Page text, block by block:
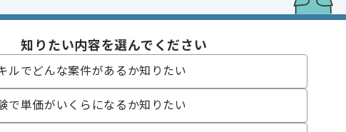
ます。
差し上げる場合がございます。
ざいます。
知りたい内容を選んでください
ルでどんな案件があるか知りたい
で単価がいくらになるか知りたい